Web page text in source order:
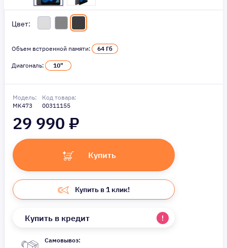
Цвет:
Объем встроенной памяти: 64 Гб
Диагональ: 10"
Модель:
MK473
Код товара:
00311155
29 990 ₽
Купить
Купить в 1 клик!
Купить в кредит
Самовывоз: